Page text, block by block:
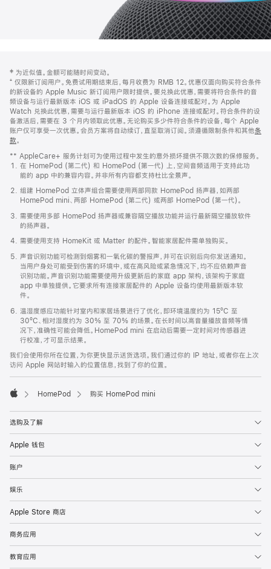
页
页
脚
注
‡ 为近似值。金额可能随时间变动。
⁺ 仅限新订阅用户。免费试用期结束后，每月收费为 RMB 12。优惠仅面向购买符合条件
的新设备的 Apple Music 新订阅用户限时提供。要兑换此优惠，需要将符合条件的音
频设备与运行最新版本 iOS 或 iPadOS 的 Apple 设备连接或配对。为 Apple
Watch 兑换此优惠，需要与运行最新版本 iOS 的 iPhone 连接或配对。符合条件的设
备激活后，需要在 3 个月内领取此优惠。无论购买多少件符合条件的设备，每个 Apple
账户仅可享受一次优惠。会员方案将自动续订，直至取消订阅。须遵循限制条件和其他条
款。
窗
口
中
打
开)
** AppleCare+ 服务计划可为使用过程中发生的意外损坏提供不限次数的保修服务。
在 HomePod (第二代) 和 HomePod (第一代) 上，空间音频适用于支持此功
能的 app 中的兼容内容。并非所有内容都支持杜比全景声。
组建 HomePod 立体声组合需要使用两部同款 HomePod 扬声器，如两部
HomePod mini、两部 HomePod (第二代) 或两部 HomePod (第一代)。
需要使用多部 HomePod 扬声器或兼容隔空播放功能并运行最新隔空播放软件
的扬声器。
需要使用支持 HomeKit 或 Matter 的配件。智能家居配件需单独购买。
声音识别功能可检测到烟雾和一氧化碳的警报声，并可在识别后向你发送通知。
当用户身处可能受到伤害的环境中，或在高风险或紧急情况下，均不应依赖声音
识别功能。声音识别功能需要使用升级更新后的家庭 app 架构，该架构于家庭
app 中单独提供。它要求所有连接家居配件的 Apple 设备均使用最新版本软
件。
温湿度感应功能针对室内和家居场景进行了优化，即环境温度约为 15ºC 至
30ºC、相对湿度约为 30% 至 70% 的场景。在长时间以高音量播放音频等情
况下，准确性可能会降低。HomePod mini 在启动后需要一定时间对传感器进
行校准，才可显示结果。
我们会使用你所在位置，为你更快显示送货选项。我们通过你的 IP 地址，或者你在上次
访问 Apple 网站时输入的位置信息，找到了你的位置。
HomePod 购买 HomePod mini
选购及了解
Apple 钱包
账户
娱乐
Apple Store 商店
商务应用
教育应用